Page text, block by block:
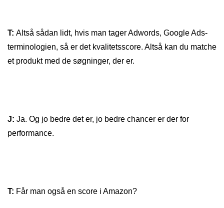
T: Altså sådan lidt, hvis man tager Adwords, Google Ads-
terminologien, så er det kvalitetsscore. Altså kan du matche
et produkt med de søgninger, der er.
J: Ja. Og jo bedre det er, jo bedre chancer er der for
performance.
T: Får man også en score i Amazon?